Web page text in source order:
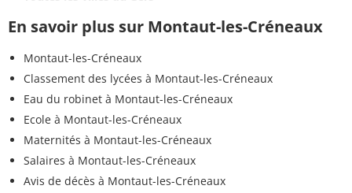
En savoir plus sur Montaut-les-Créneaux
Montaut-les-Créneaux
Classement des lycées à Montaut-les-Créneaux
Eau du robinet à Montaut-les-Créneaux
Ecole à Montaut-les-Créneaux
Maternités à Montaut-les-Créneaux
Salaires à Montaut-les-Créneaux
Avis de décès à Montaut-les-Créneaux